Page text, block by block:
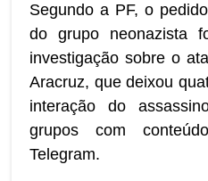
Segundo a PF, o
do grupo neonazista
investigação sobre o
Aracruz, que deixou
interação do
grupos com
Telegram.